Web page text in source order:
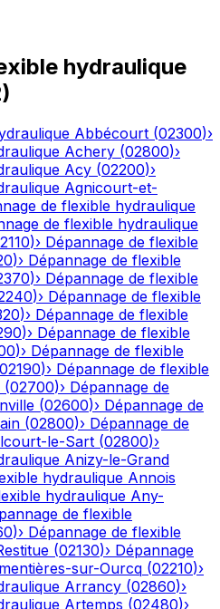
hydraulique
)
Abbécourt (02300)›
Achery (02800)›
Acy (02200)›
Agnicourt-et-
de flexible hydraulique
de flexible hydraulique
)› Dépannage de flexible
)› Dépannage de flexible
)› Dépannage de flexible
)› Dépannage de flexible
)› Dépannage de flexible
)› Dépannage de flexible
)› Dépannage de flexible
02190)› Dépannage de flexible
(02700)› Dépannage de
(02600)› Dépannage de
(02800)› Dépannage de
le-Sart (02800)›
Anizy-le-Grand
hydraulique Annois
hydraulique Any-
de flexible
)› Dépannage de flexible
(02130)› Dépannage
sur-Ourcq (02210)›
Arrancy (02860)›
Artemps (02480)›